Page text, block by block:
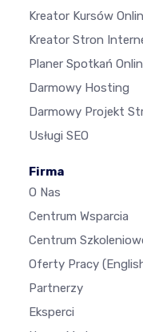
Kreator Kursów
Kreator Stron
Planer Spotkań
Darmowy Hosting
Darmowy Projekt
Usługi SEO
Firma
O Nas
Centrum Wsparcia
Centrum
Oferty Pracy
Partnerzy
Eksperci